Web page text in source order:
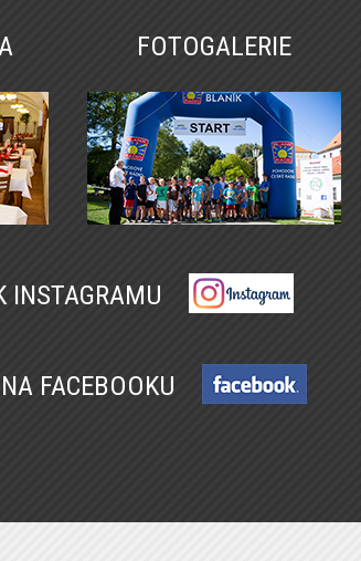
FOTOGALERIE
INSTAGRAMU
FACEBOOKU